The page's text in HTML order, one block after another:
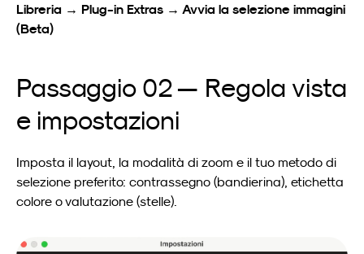
Libreria → Plug-in Extras → Avvia la selezione immagini
(Beta)
Passaggio 02 — Regola vista
e impostazioni
Imposta il layout, la modalità di zoom e il tuo metodo di
selezione preferito: contrassegno (bandierina), etichetta
colore o valutazione (stelle).